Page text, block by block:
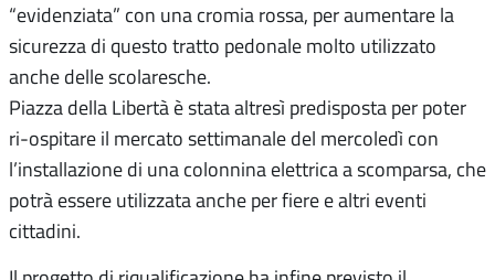
“evidenziata” con una cromia rossa, per aumentare la
sicurezza di questo tratto pedonale molto utilizzato
anche delle scolaresche.
Piazza della Libertà è stata altresì predisposta per poter
ri-ospitare il mercato settimanale del mercoledì con
l’installazione di una colonnina elettrica a scomparsa, che
potrà essere utilizzata anche per fiere e altri eventi
cittadini.